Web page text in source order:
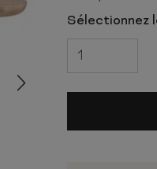
COMPLÈTE
Sélectionnez